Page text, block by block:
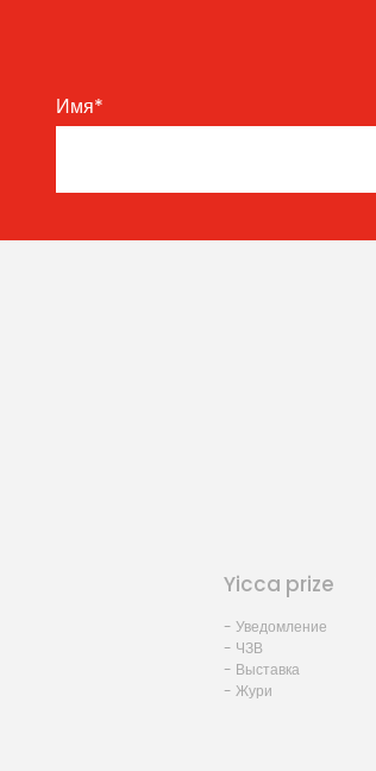
Имя*
Yicca prize
- Уведомление
- ЧЗВ
- Выставка
- Жури